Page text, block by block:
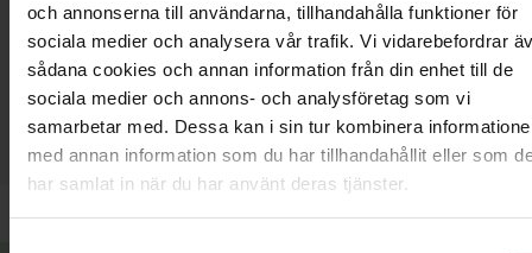
och annonserna till användarna, tillhandahålla funktioner för
sociala medier och analysera vår trafik. Vi vidarebefordrar
sådana cookies och annan information från din enhet till de
sociala medier och annons- och analysföretag som vi
samarbetar med. Dessa kan i sin tur kombinera
med annan information som du har tillhandahållit eller som
har samlat in när du har använt deras tjänster.
Vi hjälper dig med allt som rör begravningen
och kan även, genom vår samarbetspartner
Familjens Jurist, hjälpa dig med den
efterföljande juridiken efter ett dödsfall. De
har lång och bred erfarenhet av familjejuridik.